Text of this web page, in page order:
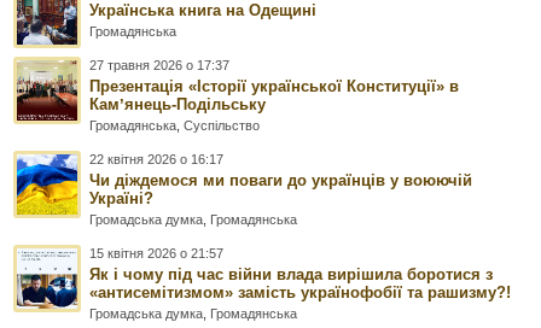
Українська книга на Одещині
Громадянська
27 травня 2026 о 17:37
Презентація «Історії української Конституції» в
Камʼянець-Подільську
Громадянська ,Суспільство
22 квітня 2026 о 16:17
Чи діждемося ми поваги до українців у воюючій
Україні?
Громадська думка Громадянська
15 квітня 2026 о 21:57
Як і чому під час війни влада вирішила боротися з
«антисемітизмом» замість українофобії та рашизму?!
Громадська думка Громадянська